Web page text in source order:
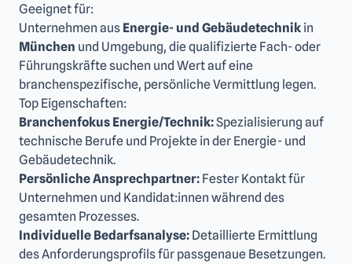
Geeignet für:
Unternehmen aus Energie- und Gebäudetechnik in
München und Umgebung, die qualifizierte Fach- oder
Führungskräfte suchen und Wert auf eine
branchenspezifische, persönliche Vermittlung legen.
Top Eigenschaften:
Branchenfokus Energie/Technik:Spezialisierung auf
technische Berufe und Projekte in der Energie- und
Gebäudetechnik.
Persönliche Ansprechpartner: Fester Kontakt für
Unternehmen und Kandidat:innen während des
gesamten Prozesses.
Individuelle Bedarfsanalyse: Detaillierte Ermittlung
des Anforderungsprofils für passgenaue Besetzungen.